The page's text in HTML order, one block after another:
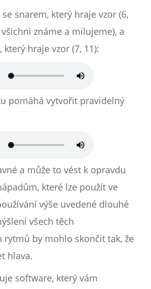
snarem, který hraje vzor (6,
všichni známe a milujeme), a
který hraje vzor (7, 11):
pomáhá vytvořit pravidelný
a může to vést k opravdu
které lze použít ve
výše uvedené dlouhé
všech těch
rytmů by mohlo skončit tak, že
hlava.
software, který vám